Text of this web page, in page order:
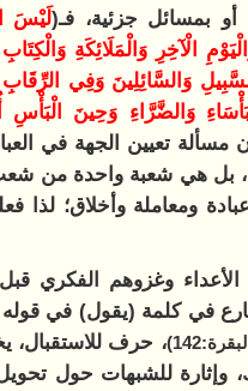
بمسائل جزئية، فـ(لَيْسَ
الْآخِرِ وَالْمَلَائِكَةِ
وَالسَّائِلِينَ وَفِي
وَالضَّرَّاءِ وَحِينَ
مسألة تعيين الجهة في
هي شعبة واحدة من شعب
ومعاملة وأخلاق؛ لذا
وغزوهم الفكري قبل
في كلمة (يقول) في
، حرف للاستقبال،
للشبهات حول تحويل